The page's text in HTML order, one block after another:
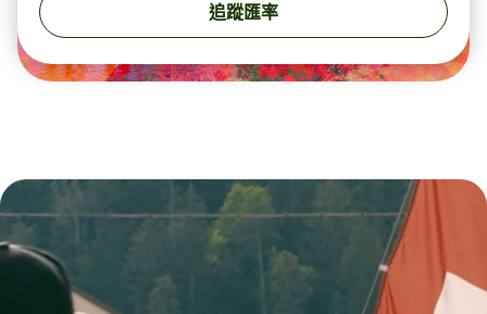
追蹤匯率